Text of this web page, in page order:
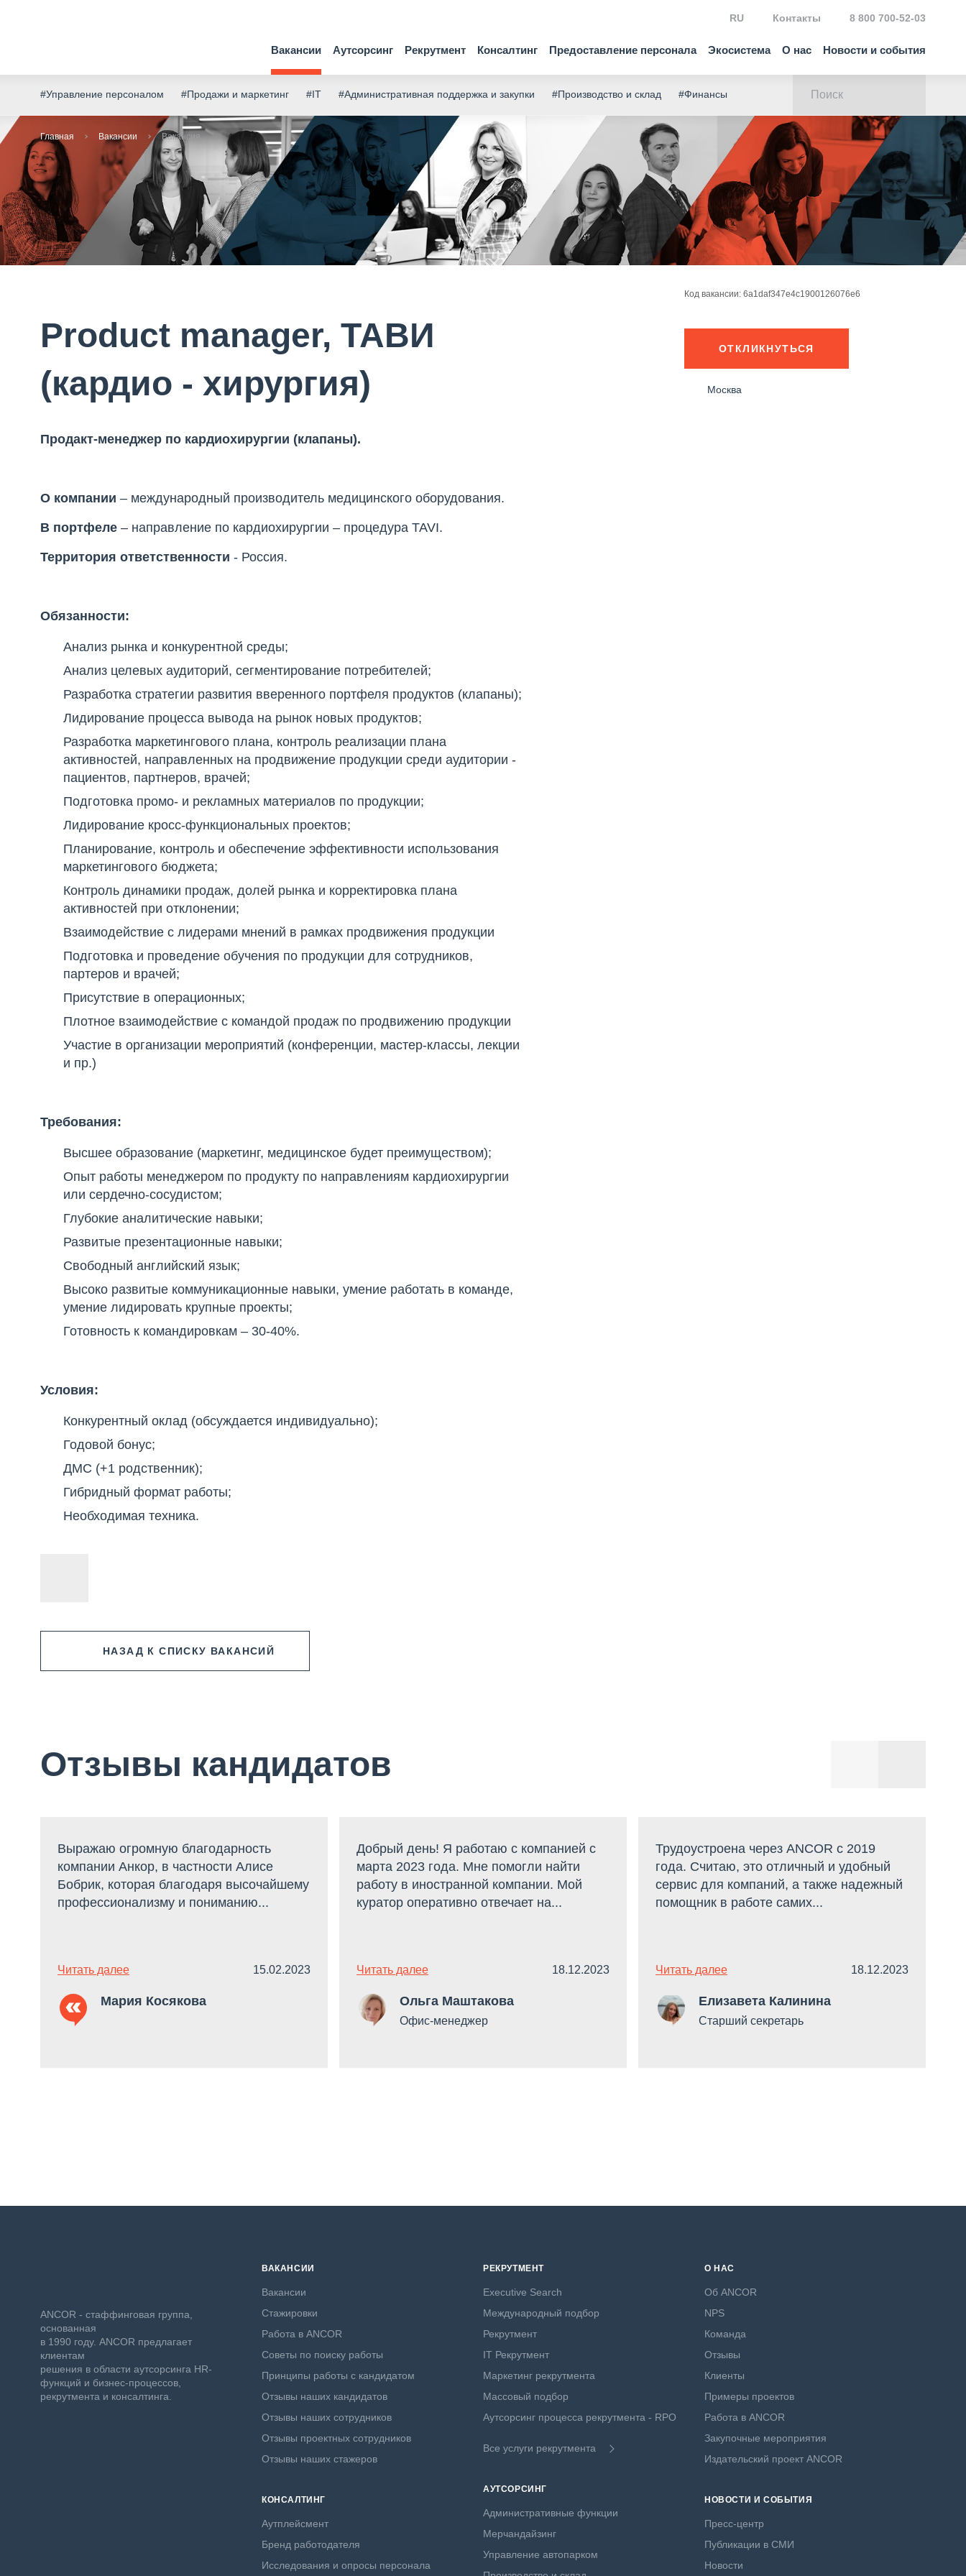
Вакансии Аутсорсинг Рекрутмент Консалтинг Предоставление персонала Экосистема О нас Новости и события
RU Контакты 8 800 700-52-03
#Управление персоналом #Продажи и маркетинг #IT #Административная поддержка и закупки #Производство и склад #Финансы
Главная Вакансии Вакансия
Код вакансии: 6a1daf347e4c1900126076e6
ОТКЛИКНУТЬСЯ
Москва
Product manager, ТАВИ
(кардио - хирургия)
Продакт-менеджер по кардиохирургии (клапаны).
О компании – международный производитель медицинского оборудования.
В портфеле – направление по кардиохирургии – процедура TAVI.
Территория ответственности - Россия.
Обязанности:
Анализ рынка и конкурентной среды;
Анализ целевых аудиторий, сегментирование потребителей;
Разработка стратегии развития вверенного портфеля продуктов (клапаны);
Лидирование процесса вывода на рынок новых продуктов;
Разработка маркетингового плана, контроль реализации плана
активностей, направленных на продвижение продукции среди аудитории -
пациентов, партнеров, врачей;
Подготовка промо- и рекламных материалов по продукции;
Лидирование кросс-функциональных проектов;
Планирование, контроль и обеспечение эффективности использования
маркетингового бюджета;
Контроль динамики продаж, долей рынка и корректировка плана
активностей при отклонении;
Взаимодействие с лидерами мнений в рамках продвижения продукции
Подготовка и проведение обучения по продукции для сотрудников,
партеров и врачей;
Присутствие в операционных;
Плотное взаимодействие с командой продаж по продвижению продукции
Участие в организации мероприятий (конференции, мастер-классы, лекции
и пр.)
Требования:
Высшее образование (маркетинг, медицинское будет преимуществом);
Опыт работы менеджером по продукту по направлениям кардиохирургии
или сердечно-сосудистом;
Глубокие аналитические навыки;
Развитые презентационные навыки;
Свободный английский язык;
Высоко развитые коммуникационные навыки, умение работать в команде,
умение лидировать крупные проекты;
Готовность к командировкам – 30-40%.
Условия:
Конкурентный оклад (обсуждается индивидуально);
Годовой бонус;
ДМС (+1 родственник);
Гибридный формат работы;
Необходимая техника.
НАЗАД К СПИСКУ ВАКАНСИЙ
Отзывы кандидатов
Выражаю огромную благодарность
компании Анкор, в частности Алисе
Бобрик, которая благодаря высочайшему
профессионализму и пониманию...
Читать далее 15.02.2023
Мария Косякова
Добрый день! Я работаю с компанией с
марта 2023 года. Мне помогли найти
работу в иностранной компании. Мой
куратор оперативно отвечает на...
Читать далее 18.12.2023
Ольга Маштакова
Офис-менеджер
Трудоустроена через ANCOR с 2019
года. Считаю, это отличный и удобный
сервис для компаний, а также надежный
помощник в работе самих...
Читать далее 18.12.2023
Елизавета Калинина
Старший секретарь
ANCOR - стаффинговая группа,
основанная
в 1990 году. ANCOR предлагает
клиентам
решения в области аутсорсинга HR-
функций и бизнес-процессов,
рекрутмента и консалтинга.
ВАКАНСИИ
Вакансии
Стажировки
Работа в ANCOR
Советы по поиску работы
Принципы работы с кандидатом
Отзывы наших кандидатов
Отзывы наших сотрудников
Отзывы проектных сотрудников
Отзывы наших стажеров
КОНСАЛТИНГ
Аутплейсмент
Бренд работодателя
Исследования и опросы персонала
РЕКРУТМЕНТ
Executive Search
Международный подбор
Рекрутмент
IT Рекрутмент
Маркетинг рекрутмента
Массовый подбор
Аутсорсинг процесса рекрутмента - RPO
Все услуги рекрутмента
АУТСОРСИНГ
Административные функции
Мерчандайзинг
Управление автопарком
О НАС
Об ANCOR
NPS
Команда
Отзывы
Клиенты
Примеры проектов
Работа в ANCOR
Закупочные мероприятия
Издательский проект ANCOR
НОВОСТИ И СОБЫТИЯ
Пресс-центр
Публикации в СМИ
Новости